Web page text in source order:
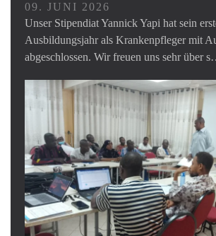
09. JUNI 2026
Unser Stipendiat Yannick Yapi hat sein
Ausbildungsjahr als Krankenpfleger mit
abgeschlossen. Wir freuen uns sehr über